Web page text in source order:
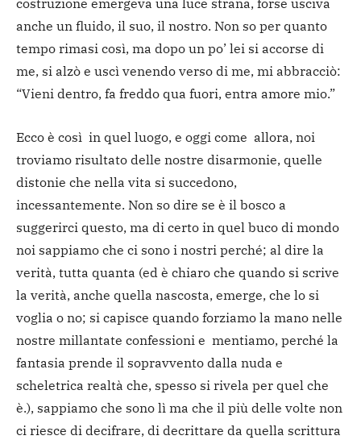
costruzione emergeva una luce strana, forse usciva
anche un fluido, il suo, il nostro. Non so per quanto
tempo rimasi così, ma dopo un po’ lei si accorse di
me, si alzò e uscì venendo verso di me, mi abbracciò:
“Vieni dentro, fa freddo qua fuori, entra amore mio.”
Ecco è così in quel luogo, e oggi come allora, noi
troviamo risultato delle nostre disarmonie, quelle
distonie che nella vita si succedono,
incessantemente. Non so dire se è il bosco a
suggerirci questo, ma di certo in quel buco di mondo
noi sappiamo che ci sono i nostri perché; al dire la
verità, tutta quanta (ed è chiaro che quando si scrive
la verità, anche quella nascosta, emerge, che lo si
voglia o no; si capisce quando forziamo la mano nelle
nostre millantate confessioni e mentiamo, perché la
fantasia prende il sopravvento dalla nuda e
scheletrica realtà che, spesso si rivela per quel che
è.), sappiamo che sono lì ma che il più delle volte non
ci riesce di decifrare, di decrittare da quella scrittura